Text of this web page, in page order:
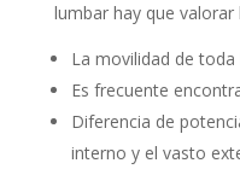
lumbar hay que
La movilidad de
Es frecuente
Diferencia de
interno y el vasto